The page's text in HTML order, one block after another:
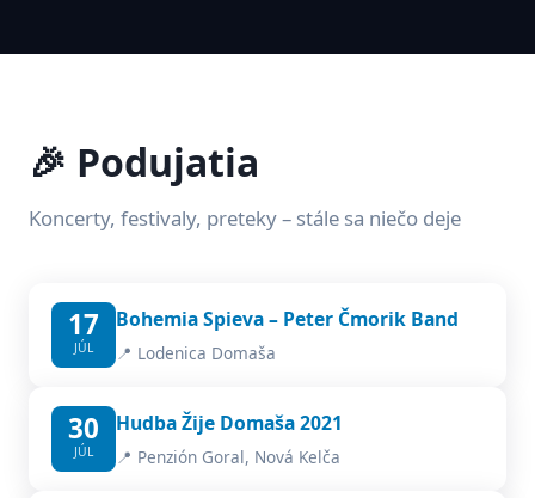
🎉 Podujatia
Koncerty, festivaly, preteky – stále sa niečo deje
17
JÚL
Bohemia Spieva – Peter Čmorik Band
📍 Lodenica Domaša
30
JÚL
Hudba Žije Domaša 2021
📍 Penzión Goral, Nová Kelča